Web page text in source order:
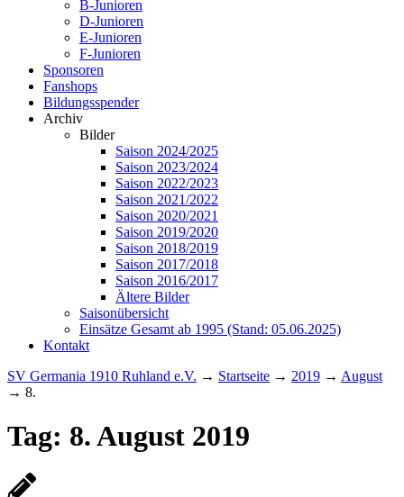
B-Junioren
D-Junioren
E-Junioren
F-Junioren
Sponsoren
Fanshops
Bildungsspender
Archiv
Bilder
Saison 2024/2025
Saison 2023/2024
Saison 2022/2023
Saison 2021/2022
Saison 2020/2021
Saison 2019/2020
Saison 2018/2019
Saison 2017/2018
Saison 2016/2017
Ältere Bilder
Saisonübersicht
Einsätze Gesamt ab 1995 (Stand: 05.06.2025)
Kontakt
SV Germania 1910 Ruhland e.V. → Startseite → 2019 → August
→ 8.
Tag: 8. August 2019